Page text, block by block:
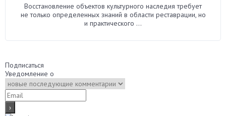
Восстановление объектов культурного наследия требует
не только определенных знаний в области реставрации, но
и практического ...
Подписаться
Уведомление о